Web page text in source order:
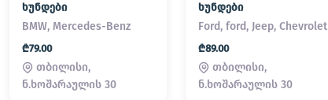
ხუნდები
BMW, Mercedes-Benz
₾79.00
თბილისი,
ნ.ხოშარაულის 30
ხუნდები
Ford, ford, Jeep, Chevrolet
₾89.00
თბილისი,
ნ.ხოშარაულის 30